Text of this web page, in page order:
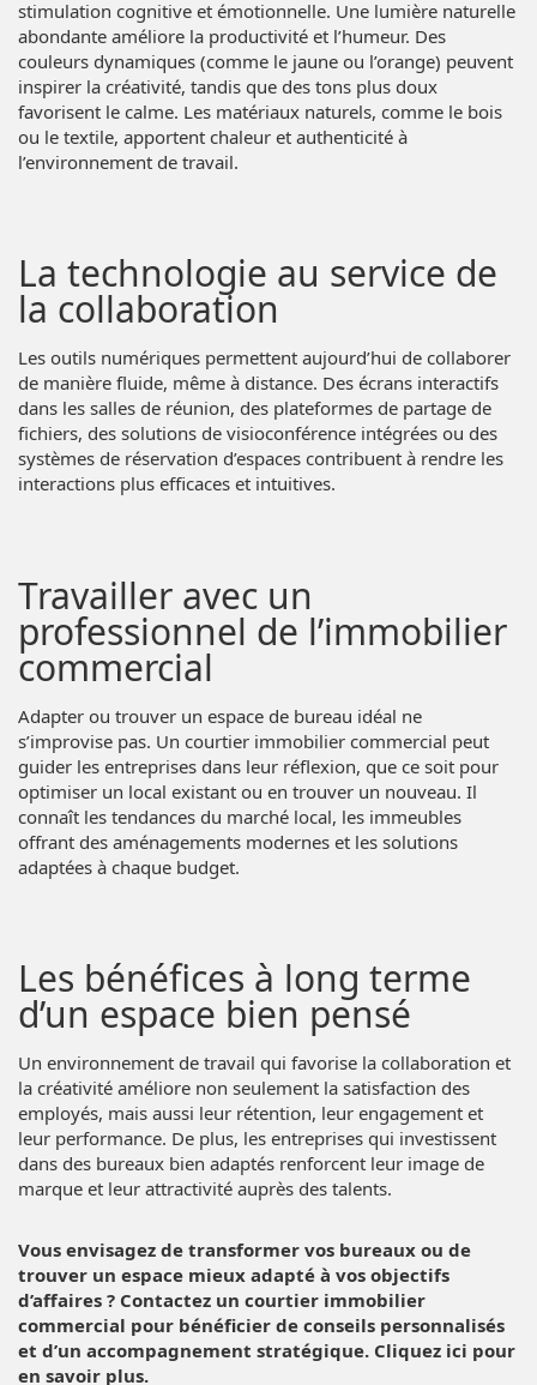
stimulation cognitive et émotionnelle. Une lumière naturelle
abondante améliore la productivité et l’humeur. Des
couleurs dynamiques (comme le jaune ou l’orange) peuvent
inspirer la créativité, tandis que des tons plus doux
favorisent le calme. Les matériaux naturels, comme le bois
ou le textile, apportent chaleur et authenticité à
l’environnement de travail.
La technologie au service de
la collaboration
Les outils numériques permettent aujourd’hui de collaborer
de manière fluide, même à distance. Des écrans interactifs
dans les salles de réunion, des plateformes de partage de
fichiers, des solutions de visioconférence intégrées ou des
systèmes de réservation d’espaces contribuent à rendre les
interactions plus efficaces et intuitives.
Travailler avec un
professionnel de l’immobilier
commercial
Adapter ou trouver un espace de bureau idéal ne
s’improvise pas. Un courtier immobilier commercial peut
guider les entreprises dans leur réflexion, que ce soit pour
optimiser un local existant ou en trouver un nouveau. Il
connaît les tendances du marché local, les immeubles
offrant des aménagements modernes et les solutions
adaptées à chaque budget.
Les bénéfices à long terme
d’un espace bien pensé
Un environnement de travail qui favorise la collaboration et
la créativité améliore non seulement la satisfaction des
employés, mais aussi leur rétention, leur engagement et
leur performance. De plus, les entreprises qui investissent
dans des bureaux bien adaptés renforcent leur image de
marque et leur attractivité auprès des talents.
Vous envisagez de transformer vos bureaux ou de
trouver un espace mieux adapté à vos objectifs
d’affaires ? Contactez un courtier immobilier
commercial pour bénéficier de conseils personnalisés
et d’un accompagnement stratégique. Cliquez ici pour
en savoir plus.